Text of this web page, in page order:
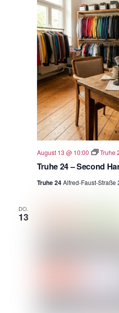
Truhe 24 – Second
August 13 @ 10:00 Truhe
Truhe 24Alfred-Faust-Straße
DO.
13